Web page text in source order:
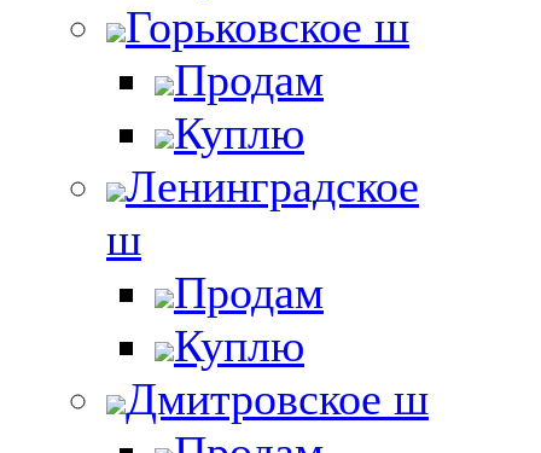
Горьковское ш
Продам
Куплю
Ленинградское
ш
Продам
Куплю
Дмитровское ш